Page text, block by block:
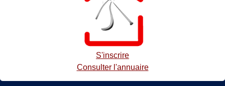
S'inscrire
Consulter l'annuaire